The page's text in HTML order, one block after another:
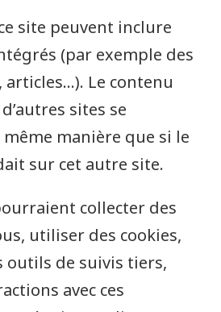
site peuvent inclure
(par exemple des
articles…). Le contenu
sites se
manière que si le
sur cet autre site.
collecter des
utiliser des cookies,
outils de suivis tiers,
avec ces